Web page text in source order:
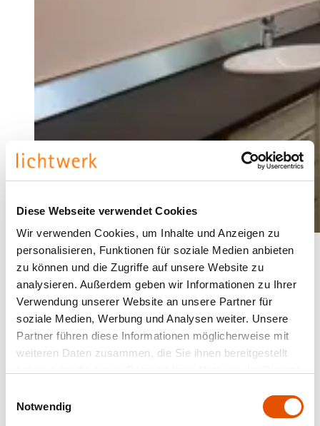
Diese Webseite verwendet Cookies
Wir verwenden Cookies, um Inhalte und Anzeigen zu
personalisieren, Funktionen für soziale Medien anbieten
zu können und die Zugriffe auf unsere Website zu
analysieren. Außerdem geben wir Informationen zu Ihrer
Verwendung unserer Website an unsere Partner für
soziale Medien, Werbung und Analysen weiter. Unsere
Partner führen diese Informationen möglicherweise mit
weiteren Daten zusammen, die Sie ihnen bereitgestellt
Notwendig